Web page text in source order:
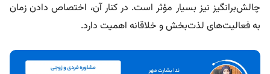
چالش‌برانگیز نیز بسیار مؤثر است. در کنار آن، اختصاص دادن زمان
به فعالیت‌های لذت‌بخش و خلاقانه اهمیت دارد.